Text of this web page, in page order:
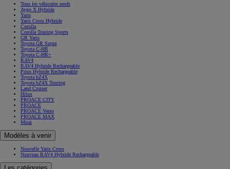
Tous les véhicules neufs
Aygo X Hybride
Yaris
Yaris Cross Hybride
Corolla
Corolla Touring Sports
GR Yaris
Toyota GR Supra
Toyota C-HR
Toyota C-HR+
RAV4
RAV4 Hybride Rechargeable
Prius Hybride Rechargeable
Toyota bZ4X
Toyota bZ4X Touring
Land Cruiser
Hilux
PROACE CITY
PROACE
PROACE Verso
PROACE MAX
Mirai
Modèles à venir
Nouvelle Yaris Cross
Nouveau RAV4 Hybride Rechargeable